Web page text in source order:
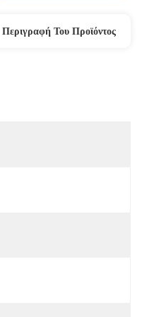
Περιγραφή Του Προϊόντος